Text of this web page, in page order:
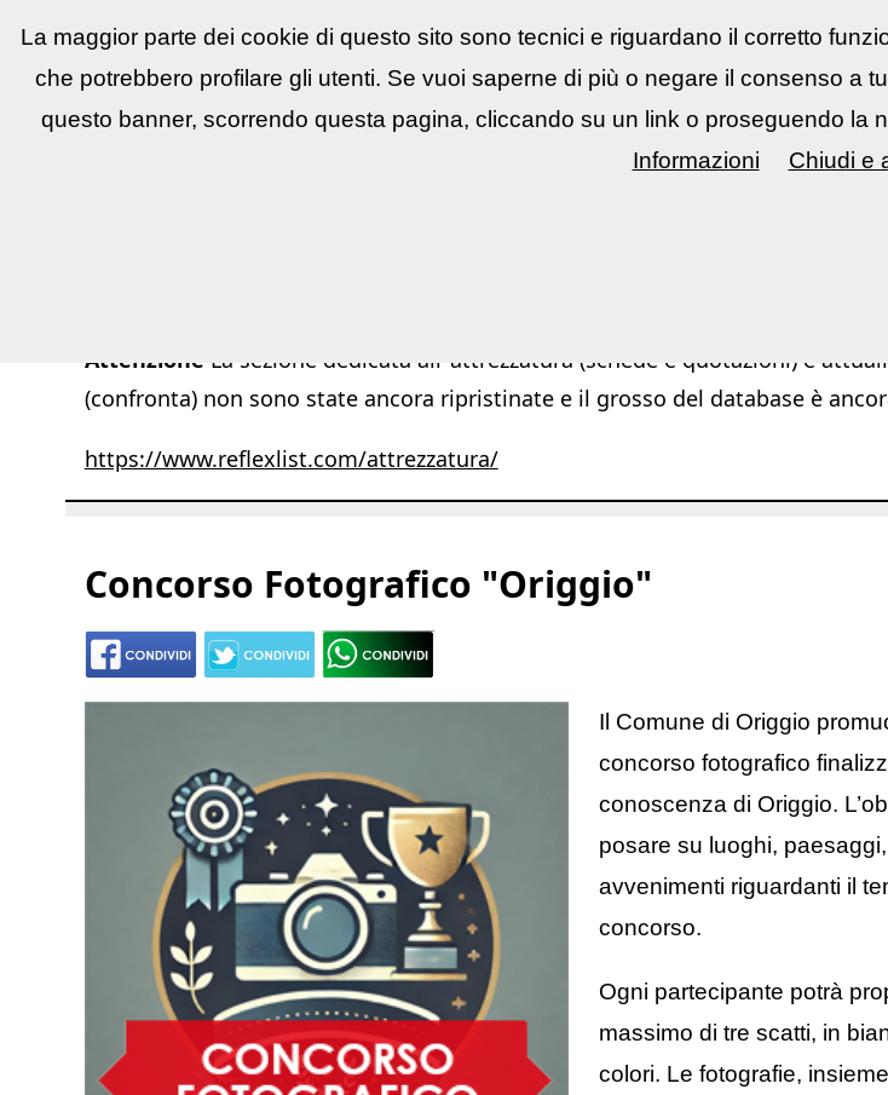
ReflexLIST▼ News e utility ▼ Concorsi fotografici ▼ Mostre
Attenzione La sezione dedicata all''attrezzatura (schede e quotazioni) è
(confronta) non sono state ancora ripristinate e il grosso del database è
https://www.reflexlist.com/attrezzatura/
Concorso Fotografico "Origgio"
Il Comune di Origgio
concorso fotografico
conoscenza di Origgio.
posare su luoghi,
avvenimenti riguardanti il
concorso.
Ogni partecipante potrà
massimo di tre scatti, in
colori. Le fotografie,
La maggior parte dei cookie di questo sito sono tecnici e riguardano il corretto
che potrebbero profilare gli utenti. Se vuoi saperne di più o negare il consenso a
questo banner, scorrendo questa pagina, cliccando su un link o proseguendo la
Informazioni
Chiudi e